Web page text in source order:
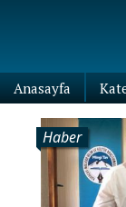
Anasayfa
Haber